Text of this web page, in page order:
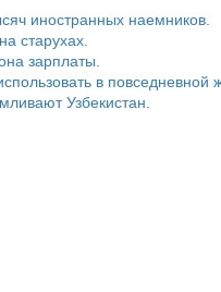
иностранных наемников.
старухах.
зарплаты.
в повседневной
Узбекистан.